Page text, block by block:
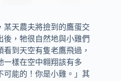
某天農夫將撿到的鷹蛋交
後，牠很自然地與小雞們
到天空有隻老鷹飛過，
一樣在空中翱翔該有多
可能的！你是小雞。」其